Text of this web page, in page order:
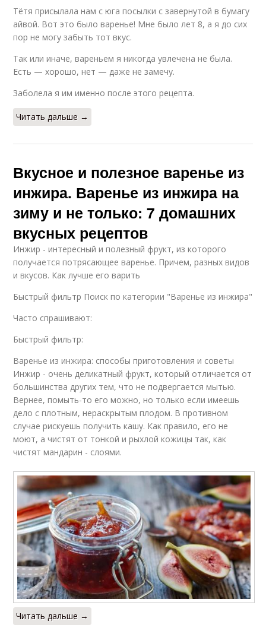
Тётя присылала нам с юга посылки с завернутой в бумагу
айвой. Вот это было варенье! Мне было лет 8, а я до сих
пор не могу забыть тот вкус.
Так или иначе, вареньем я никогда увлечена не была.
Есть — хорошо, нет — даже не замечу.
Заболела я им именно после этого рецепта.
Читать дальше →
Вкусное и полезное варенье из
инжира. Варенье из инжира на
зиму и не только: 7 домашних
вкусных рецептов
Инжир - интересный и полезный фрукт, из которого
получается потрясающее варенье. Причем, разных видов
и вкусов. Как лучше его варить
Быстрый фильтр Поиск по категории "Варенье из инжира"
Часто спрашивают:
Быстрый фильтр:
Варенье из инжира: способы приготовления и советы
Инжир - очень деликатный фрукт, который отличается от
большинства других тем, что не подвергается мытью.
Вернее, помыть-то его можно, но только если имеешь
дело с плотным, нераскрытым плодом. В противном
случае рискуешь получить кашу. Как правило, его не
моют, а чистят от тонкой и рыхлой кожицы так, как
чистят мандарин - слоями.
Читать дальше →